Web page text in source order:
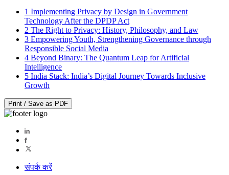
1 Implementing Privacy by Design in Government
Technology After the DPDP Act
2 The Right to Privacy: History, Philosophy, and Law
3 Empowering Youth, Strengthening Governance through
Responsible Social Media
4 Beyond Binary: The Quantum Leap for Artificial
Intelligence
5 India Stack: India’s Digital Journey Towards Inclusive
Growth
Print / Save as PDF
संपर्क करें